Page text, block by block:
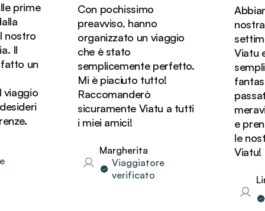
prime
Il
un
Con pochissimo
preavviso, hanno
organizzato un viaggio
che è stato
semplicemente perfetto.
Mi è piaciuto tutto!
Raccomanderò
sicuramente Viatu a tutti
i miei amici!
Margherita
Viaggiatore
verificato
nostra
Viatu
e
le
Viatu!